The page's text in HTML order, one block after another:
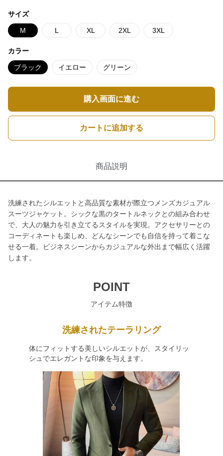
サイズ
M L XL 2XL 3XL
カラー
ブラック イエロー グリーン
購入画面に進む
カートに追加する
商品説明
洗練されたシルエットと高品質な素材が際立つメンズカジュアル
スーツジャケット。シックな黒のタートルネックとの組み合わせ
で、大人の魅力を引き立てるスタイルを実現。アクセサリーとの
コーディネートも楽しめ、どんなシーンでも自信を持って着こな
せる一着。ビジネスシーンからカジュアルな外出まで幅広く活躍
します。
POINT
アイテム特徴
洗練されたテーラリング
体にフィットする美しいシルエットが、スタイリッ
シュでエレガントな印象を与えます。